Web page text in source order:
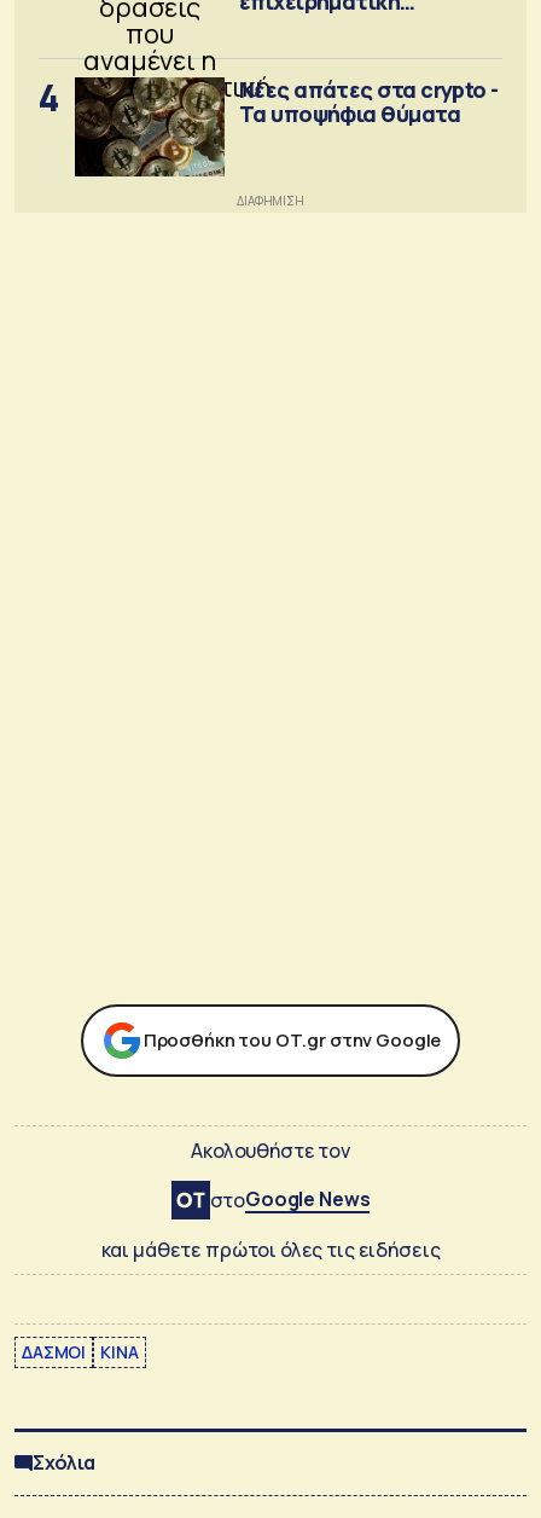
4
Νέες απάτες στα crypto -
Τα υποψήφια θύματα
Προσθήκη του ΟΤ.gr στην Google
Ακολουθήστε τον
στοGoogle News
και μάθετε πρώτοι όλες τις ειδήσεις
ΔΑΣΜΟΙ ΚΙΝΑ
Σχόλια